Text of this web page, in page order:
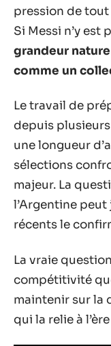
pression de tout
Si Messi n’y est
grandeur
comme un
Le travail de
depuis
une longueur
sélections
majeur. La
l’Argentine peut
récents le
La vraie
compétitivité
maintenir sur la
qui la relie à